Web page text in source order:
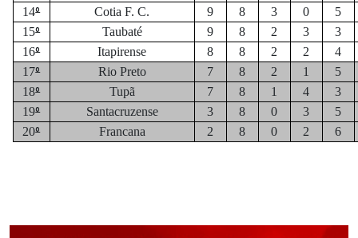
14º Cotia F. C. 9 8 3 0
5
15º Taubaté 9 8 2 3
3
16º Itapirense 8 8 2 2
4
17º Rio Preto 7 8 2 1
5
18º Tupã 7 8 1 4
3
19º Santacruzense 3 8 0 3
5
20º Francana 2 8 0 2 6